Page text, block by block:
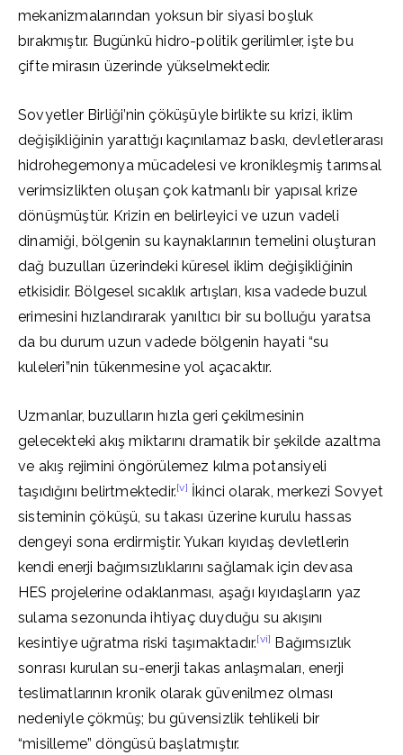
mekanizmalarından yoksun bir siyasi boşluk
bırakmıştır. Bugünkü hidro-politik gerilimler, işte bu
çifte mirasın üzerinde yükselmektedir.
Sovyetler Birliği’nin çöküşüyle birlikte su krizi, iklim
değişikliğinin yarattığı kaçınılamaz baskı, devletlerarası
hidrohegemonya mücadelesi ve kronikleşmiş tarımsal
verimsizlikten oluşan çok katmanlı bir yapısal krize
dönüşmüştür. Krizin en belirleyici ve uzun vadeli
dinamiği, bölgenin su kaynaklarının temelini oluşturan
dağ buzulları üzerindeki küresel iklim değişikliğinin
etkisidir. Bölgesel sıcaklık artışları, kısa vadede buzul
erimesini hızlandırarak yanıltıcı bir su bolluğu yaratsa
da bu durum uzun vadede bölgenin hayati “su
kuleleri”nin tükenmesine yol açacaktır.
Uzmanlar, buzulların hızla geri çekilmesinin
gelecekteki akış miktarını dramatik bir şekilde azaltma
ve akış rejimini öngörülemez kılma potansiyeli
taşıdığını belirtmektedir.[v] İkinci olarak, merkezi Sovyet
sisteminin çöküşü, su takası üzerine kurulu hassas
dengeyi sona erdirmiştir. Yukarı kıyıdaş devletlerin
kendi enerji bağımsızlıklarını sağlamak için devasa
HES projelerine odaklanması, aşağı kıyıdaşların yaz
sulama sezonunda ihtiyaç duyduğu su akışını
kesintiye uğratma riski taşımaktadır.[vi] Bağımsızlık
sonrası kurulan su-enerji takas anlaşmaları, enerji
teslimatlarının kronik olarak güvenilmez olması
nedeniyle çökmüş; bu güvensizlik tehlikeli bir
“misilleme” döngüsü başlatmıştır.